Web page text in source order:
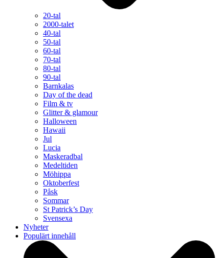
20-tal
2000-talet
40-tal
50-tal
60-tal
70-tal
80-tal
90-tal
Barnkalas
Day of the dead
Film & tv
Glitter & glamour
Halloween
Hawaii
Jul
Lucia
Maskeradbal
Medeltiden
Möhippa
Oktoberfest
Påsk
Sommar
St Patrick’s Day
Svensexa
Nyheter
Populärt innehåll